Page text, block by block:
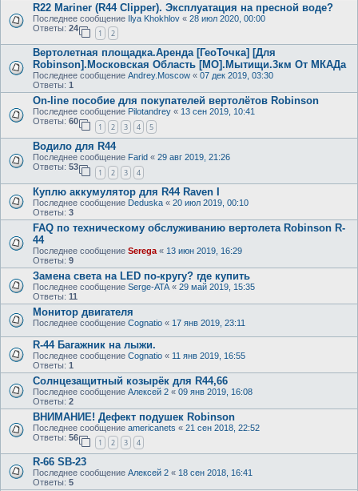
R22 Mariner (R44 Clipper). Эксплуатация на пресной воде?
Последнее сообщение Ilya Khokhlov « 28 июл 2020, 00:00
Ответы: 24
1 2
Вертолетная площадка.Аренда [ГеоТочка] [Для
Robinson].Московская Область [МО].Мытищи.3км От МКАДа
Последнее сообщение Andrey.Moscow « 07 дек 2019, 03:30
Ответы: 1
On-line пособие для покупателей вертолётов Robinson
Последнее сообщение Pilotandrey « 13 сен 2019, 10:41
Ответы: 60
1 2 3 4 5
Водило для R44
Последнее сообщение Farid « 29 авг 2019, 21:26
Ответы: 53
1 2 3 4
Куплю аккумулятор для R44 Raven I
Последнее сообщение Deduska « 20 июл 2019, 00:10
Ответы: 3
FAQ по техническому обслуживанию вертолета Robinson R-
44
Последнее сообщение Serega « 13 июн 2019, 16:29
Ответы: 9
Замена света на LED по-кругу? где купить
Последнее сообщение Serge-ATA « 29 май 2019, 15:35
Ответы: 11
Монитор двигателя
Последнее сообщение Cognatio « 17 янв 2019, 23:11
R-44 Багажник на лыжи.
Последнее сообщение Cognatio « 11 янв 2019, 16:55
Ответы: 1
Солнцезащитный козырёк для R44,66
Последнее сообщение Алексей 2 « 09 янв 2019, 16:08
Ответы: 2
ВНИМАНИЕ! Дефект подушек Robinson
Последнее сообщение americanets « 21 сен 2018, 22:52
Ответы: 56
1 2 3 4
R-66 SB-23
Последнее сообщение Алексей 2 « 18 сен 2018, 16:41
Ответы: 5